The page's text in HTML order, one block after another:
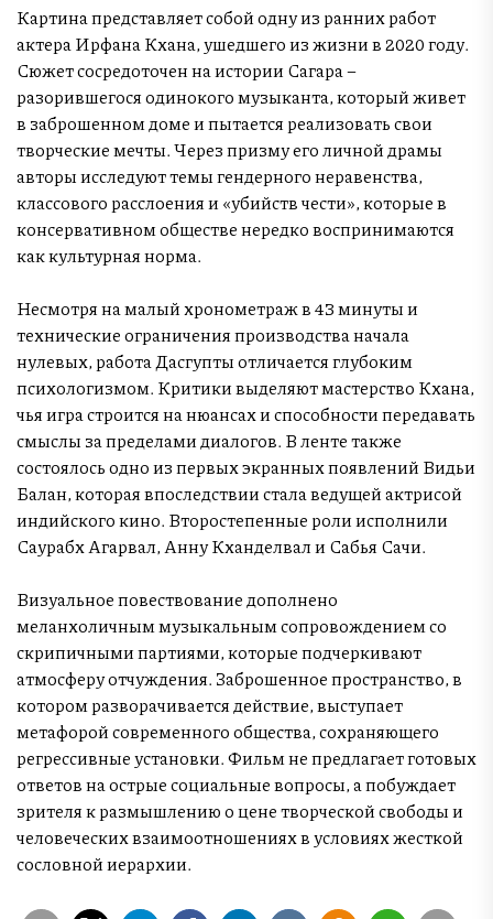
Картина представляет собой одну из ранних работ
актера Ирфана Кхана, ушедшего из жизни в 2020 году.
Сюжет сосредоточен на истории Сагара –
разорившегося одинокого музыканта, который живет
в заброшенном доме и пытается реализовать свои
творческие мечты. Через призму его личной драмы
авторы исследуют темы гендерного неравенства,
классового расслоения и «убийств чести», которые в
консервативном обществе нередко воспринимаются
как культурная норма.
Несмотря на малый хронометраж в 43 минуты и
технические ограничения производства начала
нулевых, работа Дасгупты отличается глубоким
психологизмом. Критики выделяют мастерство Кхана,
чья игра строится на нюансах и способности передавать
смыслы за пределами диалогов. В ленте также
состоялось одно из первых экранных появлений Видьи
Балан, которая впоследствии стала ведущей актрисой
индийского кино. Второстепенные роли исполнили
Саурабх Агарвал, Анну Кханделвал и Сабья Сачи.
Визуальное повествование дополнено
меланхоличным музыкальным сопровождением со
скрипичными партиями, которые подчеркивают
атмосферу отчуждения. Заброшенное пространство, в
котором разворачивается действие, выступает
метафорой современного общества, сохраняющего
регрессивные установки. Фильм не предлагает готовых
ответов на острые социальные вопросы, а побуждает
зрителя к размышлению о цене творческой свободы и
человеческих взаимоотношениях в условиях жесткой
сословной иерархии.